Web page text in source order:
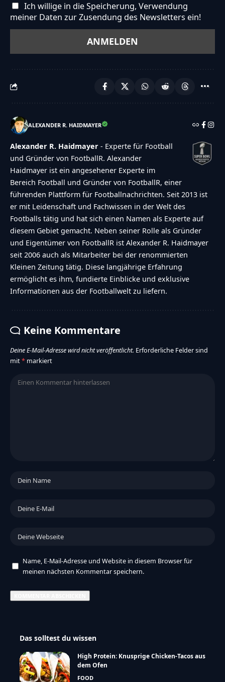
Ich willige in die Speicherung, Verwendung
meiner Daten zur Zusendung des Newsletters ein!
ALEXANDER R. HAIDMAYER
Alexander R. Haidmayer - Experte für Football
und Gründer von FootballR. Alexander
Haidmayer ist ein angesehener Experte im
Bereich Football und Gründer von FootballR, einer
führenden Plattform für Footballnachrichten. Seit 2013 ist
er mit Leidenschaft und Fachwissen in der Welt des
Footballs tätig und hat sich einen Namen als Experte auf
diesem Gebiet gemacht. Neben seiner Rolle als Gründer
und Eigentümer von FootballR ist Alexander R. Haidmayer
seit 2006 auch als Mitarbeiter bei der renommierten
Kleinen Zeitung tätig. Diese langjährige Erfahrung
ermöglicht es ihm, fundierte Einblicke und exklusive
Informationen aus der Footballwelt zu liefern.
Keine Kommentare
Deine E-Mail-Adresse wird nicht veröffentlicht. Erforderliche Felder sind
mit* markiert
Name, E-Mail-Adresse und Website in diesem Browser für
meinen nächsten Kommentar speichern.
Das solltest du wissen
High Protein: Knusprige Chicken-Tacos aus
dem Ofen
FOOD